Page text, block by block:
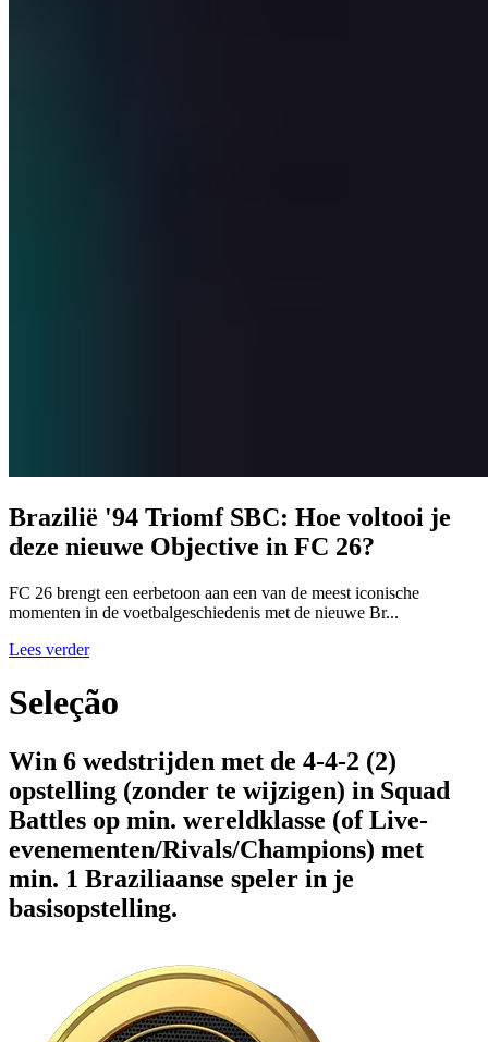
Brazilië '94 Triomf SBC: Hoe voltooi je
deze nieuwe Objective in FC 26?
FC 26 brengt een eerbetoon aan een van de meest iconische
momenten in de voetbalgeschiedenis met de nieuwe Br...
Lees verder
Seleção
Win 6 wedstrijden met de 4-4-2 (2)
opstelling (zonder te wijzigen) in Squad
Battles op min. wereldklasse (of Live-
evenementen/Rivals/Champions) met
min. 1 Braziliaanse speler in je
basisopstelling.